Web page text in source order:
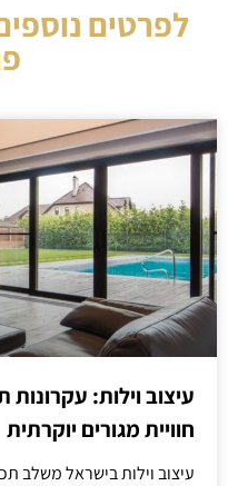
לפרטים
עיצוב וילות: עקרונות
חוויית מגורים יוקרתית
עיצוב וילות בישראל משלב